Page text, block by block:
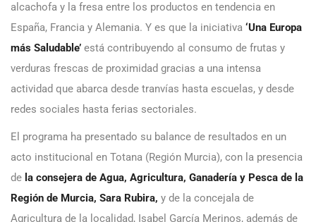
alcachofa y la fresa entre los productos en tendencia en
España, Francia y Alemania. Y es que la iniciativa ‘Una Europa
más Saludable’ está contribuyendo al consumo de frutas y
verduras frescas de proximidad gracias a una intensa
actividad que abarca desde tranvías hasta escuelas, y desde
redes sociales hasta ferias sectoriales.
El programa ha presentado su balance de resultados en un
acto institucional en Totana (Región Murcia), con la presencia
de la consejera de Agua, Agricultura, Ganadería y Pesca de la
Región de Murcia, Sara Rubira, y de la concejala de
Agricultura de la localidad, Isabel García Merinos, además de